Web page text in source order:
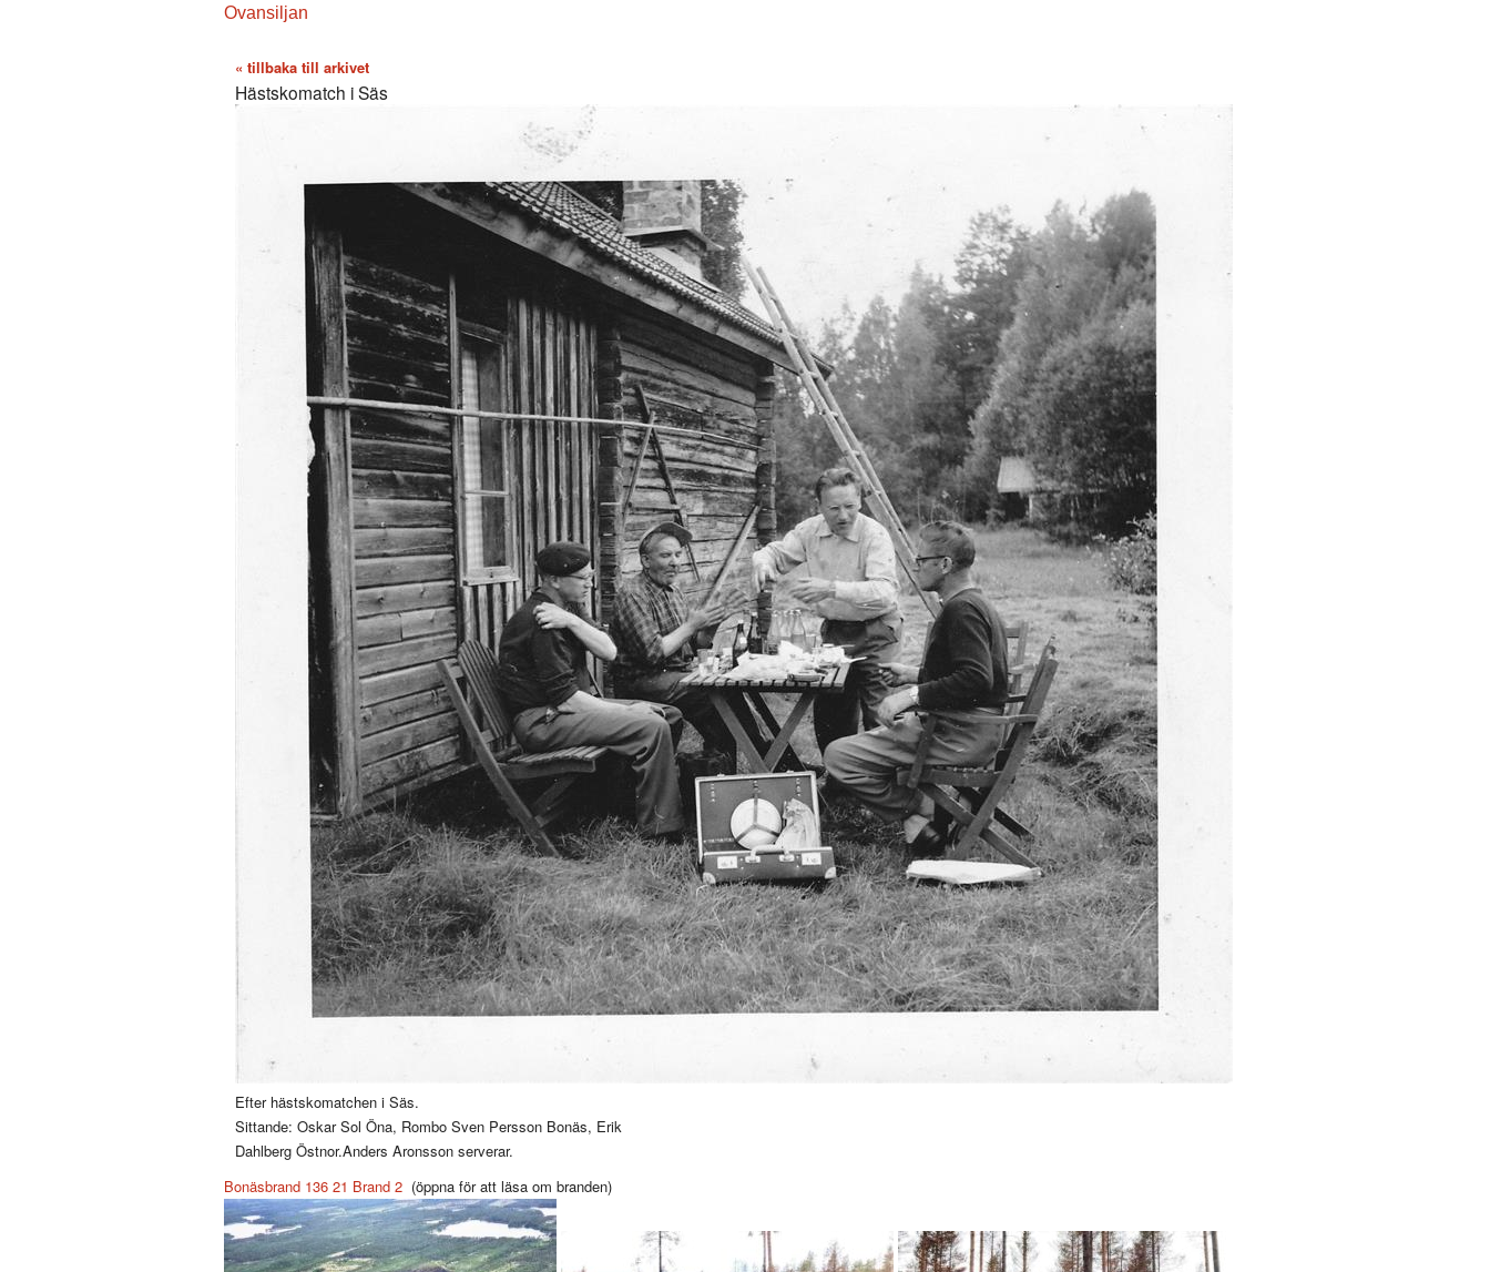
Ovansiljan
« tillbaka till arkivet
Hästskomatch i Säs
Efter hästskomatchen i Säs.
Sittande: Oskar Sol Öna, Rombo Sven Persson Bonäs, Erik
Dahlberg Östnor.Anders Aronsson serverar.
Bonäsbrand 136 21 Brand 2 (öppna för att läsa om branden)